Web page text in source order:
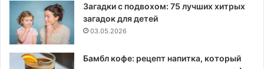
Загадки с подвохом: 75 лучших хитрых
загадок для детей
03.05.2026
Бамбл кофе: рецепт напитка, который